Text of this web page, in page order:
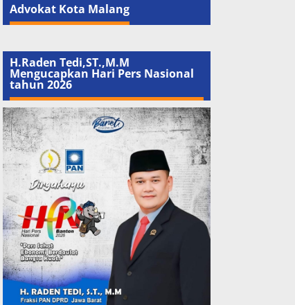
Advokat Kota Malang
H.Raden Tedi,ST.,M.M
Mengucapkan Hari Pers Nasional
tahun 2026